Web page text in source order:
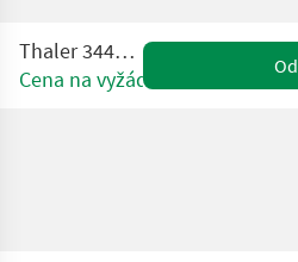
Thaler 3448TA DPF
Cena na vyžádání